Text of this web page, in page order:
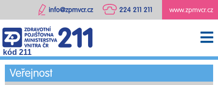
www.zpmvcr.cz
224 211 211
info@zpmvcr.cz
kód 211
Veřejnost